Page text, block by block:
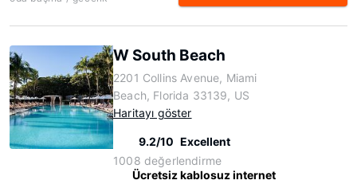
W South Beach
2201 Collins Avenue, Miami
Beach, Florida 33139, US
Haritayı göster
9.2/10 Excellent
1008 değerlendirme
Ücretsiz kablosuz internet